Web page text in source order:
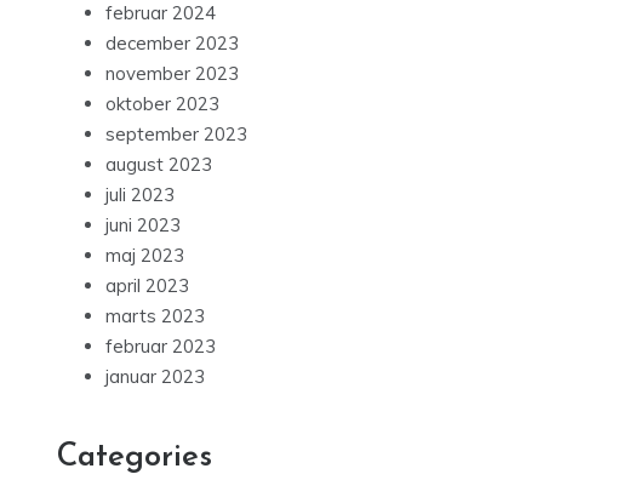
februar 2024
december 2023
november 2023
oktober 2023
september 2023
august 2023
juli 2023
juni 2023
maj 2023
april 2023
marts 2023
februar 2023
januar 2023
Categories